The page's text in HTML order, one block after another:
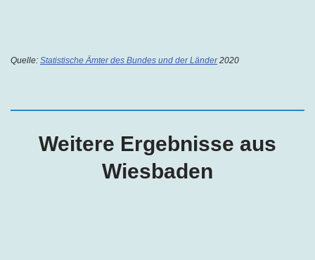
Quelle: Statistische Ämter des Bundes und der Länder2020
Weitere Ergebnisse aus
Wiesbaden